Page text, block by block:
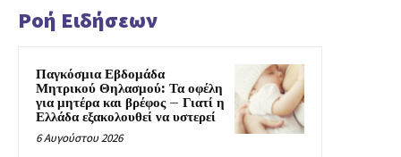
Ροή Ειδήσεων
Παγκόσμια Εβδομάδα
Μητρικού Θηλασμού: Τα οφέλη
για μητέρα και βρέφος – Γιατί η
Ελλάδα εξακολουθεί να υστερεί
6 Αυγούστου 2026